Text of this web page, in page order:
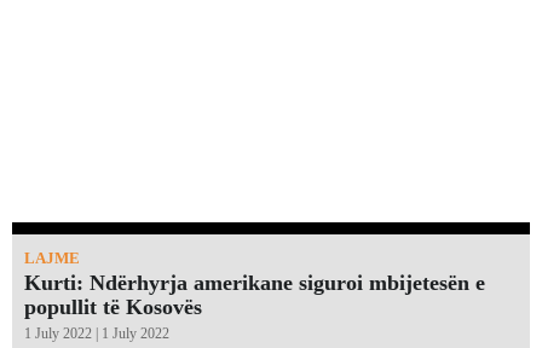
LAJME
Kurti: Ndërhyrja amerikane siguroi mbijetesën e
popullit të Kosovës
1 July 2022 | 1 July 2022